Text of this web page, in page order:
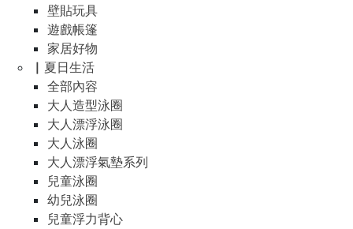
壁貼玩具
遊戲帳篷
家居好物
▏夏日生活
全部內容
大人造型泳圈
大人漂浮泳圈
大人泳圈
大人漂浮氣墊系列
兒童泳圈
幼兒泳圈
兒童浮力背心